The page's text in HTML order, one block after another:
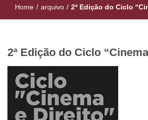
Home / arquivo / 2ª Edição do Ciclo
2ª Edição do Ciclo